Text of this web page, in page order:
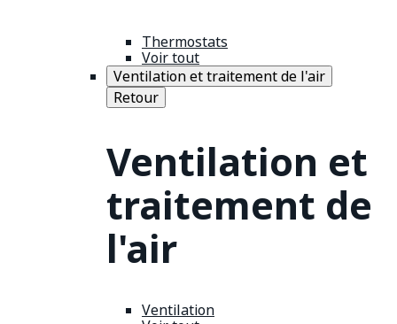
Thermostats
Voir tout
Ventilation et traitement de l'air
Retour
Ventilation et
traitement de
l'air
Ventilation